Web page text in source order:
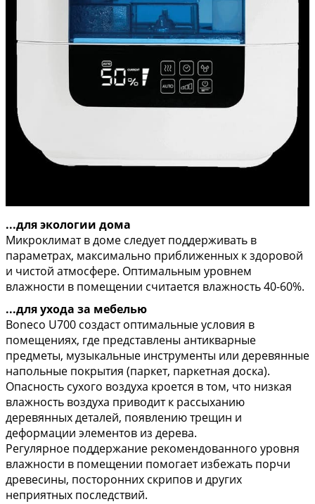
...для экологии дома
Микроклимат в доме следует поддерживать в
параметрах, максимально приближенных к здоровой
и чистой атмосфере. Оптимальным уровнем
влажности в помещении считается влажность 40-60%.
...для ухода за мебелью
Boneco U700 создаст оптимальные условия в
помещениях, где представлены антикварные
предметы, музыкальные инструменты или деревянные
напольные покрытия (паркет, паркетная доска).
Опасность сухого воздуха кроется в том, что низкая
влажность воздуха приводит к рассыханию
деревянных деталей, появлению трещин и
деформации элементов из дерева.
Регулярное поддержание рекомендованного уровня
влажности в помещении помогает избежать порчи
древесины, посторонних скрипов и других
неприятных последствий.